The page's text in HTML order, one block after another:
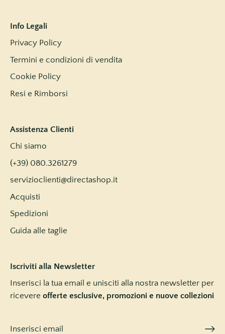
Info Legali
Privacy Policy
Termini e condizioni di vendita
Cookie Policy
Resi e Rimborsi
Assistenza Clienti
Chi siamo
(+39) 080.3261279
servizioclienti@directashop.it
Acquisti
Spedizioni
Guida alle taglie
Iscriviti alla Newsletter
Inserisci la tua email e unisciti alla nostra newsletter per
ricevere offerte esclusive, promozioni e nuove collezioni